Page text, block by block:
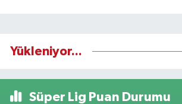
Yükleniyor...
Süper Lig Puan Durumu